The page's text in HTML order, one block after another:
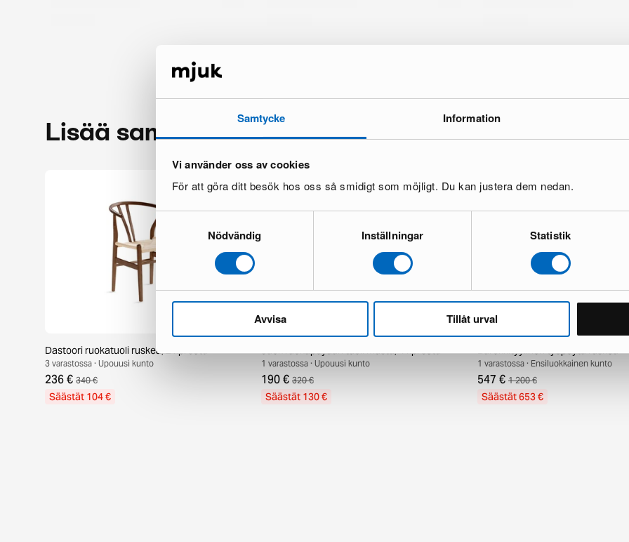
Samtycke Information
Vi använder oss av cookies
För att göra ditt besök hos oss så smidigt som möjligt. Du kan justera dem nedan.
Samtyckesval
Nödvändig Inställningar Statistik
Avvisa Tillåt urval
Lisää samalta brändiltä
Dastoori ruokatuoli ruskea, 2 kpl setti
3 varastossa · Upouusi kunto
236 € 340 €
Säästät 104 €
Jack ruokapöydän tuoli musta, 4 kpl setti
1 varastossa · Upouusi kunto
190 € 320 €
Säästät 130 €
Barokkityylinen työpöytä ruskea
1 varastossa · Ensiluokkainen kunto
547 € 1 200 €
Säästät 653 €